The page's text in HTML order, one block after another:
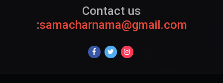
Contact us
:samacharnama@gmail.com